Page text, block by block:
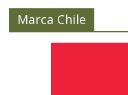
Marca Chile